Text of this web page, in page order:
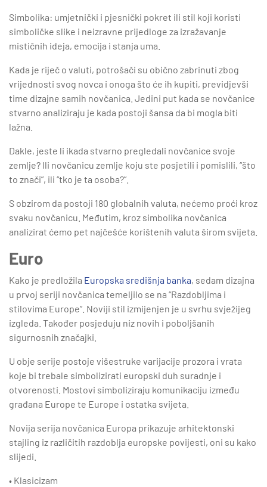
Simbolika: umjetnički i pjesnički pokret ili stil koji koristi
simboličke slike i neizravne prijedloge za izražavanje
mističnih ideja, emocija i stanja uma.
Kada je riječ o valuti, potrošači su obično zabrinuti zbog
vrijednosti svog novca i onoga što će ih kupiti, previdjevši
time dizajne samih novčanica. Jedini put kada se novčanice
stvarno analiziraju je kada postoji šansa da bi mogla biti
lažna.
Dakle, jeste li ikada stvarno pregledali novčanice svoje
zemlje? Ili novčanicu zemlje koju ste posjetili i pomislili, “što
to znači”, ili “tko je ta osoba?”.
S obzirom da postoji 180 globalnih valuta, nećemo proći kroz
svaku novčanicu. Međutim, kroz simbolika novčanica
analizirat ćemo pet najčešće korištenih valuta širom svijeta.
Euro
Kako je predložila Europska središnja banka, sedam dizajna
u prvoj seriji novčanica temeljilo se na “Razdobljima i
stilovima Europe”. Noviji stil izmijenjen je u svrhu svježijeg
izgleda. Također posjeduju niz novih i poboljšanih
sigurnosnih značajki.
U obje serije postoje višestruke varijacije prozora i vrata
koje bi trebale simbolizirati europski duh suradnje i
otvorenosti. Mostovi simboliziraju komunikaciju između
građana Europe te Europe i ostatka svijeta.
Novija serija novčanica Europa prikazuje arhitektonski
stajling iz različitih razdoblja europske povijesti, oni su kako
slijedi.
• Klasicizam